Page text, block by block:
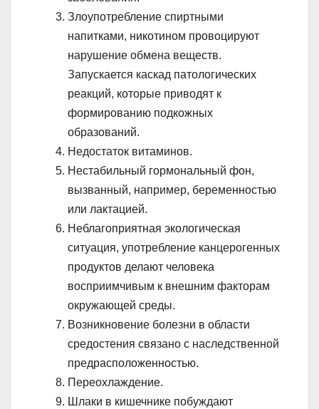
Злоупотребление спиртными
напитками, никотином провоцируют
нарушение обмена веществ.
Запускается каскад патологических
реакций, которые приводят к
формированию подкожных
образований.
Недостаток витаминов.
Нестабильный гормональный фон,
вызванный, например, беременностью
или лактацией.
Неблагоприятная экологическая
ситуация, употребление канцерогенных
продуктов делают человека
восприимчивым к внешним факторам
окружающей среды.
Возникновение болезни в области
средостения связано с наследственной
предрасположенностью.
Переохлаждение.
Шлаки в кишечнике побуждают